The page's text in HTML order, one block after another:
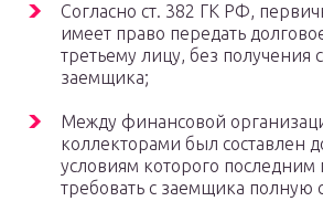
Согласно ст. 382 ГК РФ,
имеет право передать
третьему лицу, без получения
заемщика;
Между финансовой
коллекторами был составлен
условиям которого последним
требовать с заемщика полную